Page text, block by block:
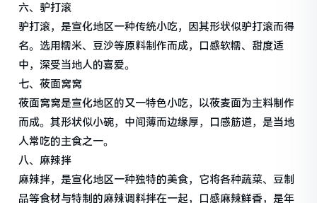
六、驴打滚
驴打滚，是宣化地区一种传统小吃，因其形状似驴打滚而得
名。选用糯米、豆沙等原料制作而成，口感软糯、甜度适
中，深受当地人的喜爱。
七、莜面窝窝
莜面窝窝是宣化地区的又一特色小吃，以莜麦面为主料制作
而成。其形状似小碗，中间薄而边缘厚，口感筋道，是当地
人常吃的主食之一。
八、麻辣拌
麻辣拌，是宣化地区一种独特的美食，它将各种蔬菜、豆制
品等食材与特制的麻辣调料拌在一起，口感麻辣鲜香，是年